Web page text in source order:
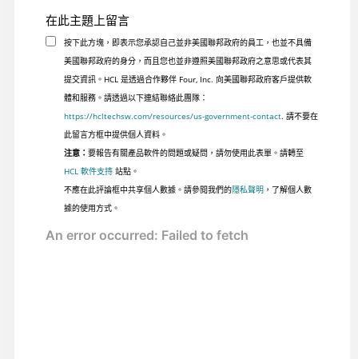
在此主題上留言
按下此方塊，即表示您承認自己並非美國聯邦政府的員工，也並不具備
美國聯邦政府的身分，而且您也並非遵照美國聯邦政府之意思或代表其
提交資訊。HCL 是透過合作夥伴 Four, Inc. 向美國聯邦政府客戶提供軟
體和服務。請透過以下連結聯絡此團隊：
https://hcltechsw.com/resources/us-government-contact. 請不要在
此留言方框中提供個人資料。
注意： 要報告有關產品軟件的問題或疑問，請勿使用此表單。請轉至
HCL 軟件支持站點。
不應在此評論框中共享個人數據。請參閱我們的隱私聲明 ，了解個人數
據的使用方式。